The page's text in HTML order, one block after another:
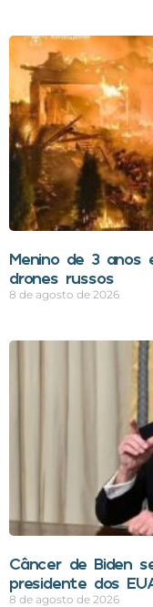
Menino de 3
drones russos
8 de agosto de 2026
Câncer de Biden
presidente dos
8 de agosto de 2026